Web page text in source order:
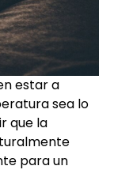
estar a
sea lo
que la
para un